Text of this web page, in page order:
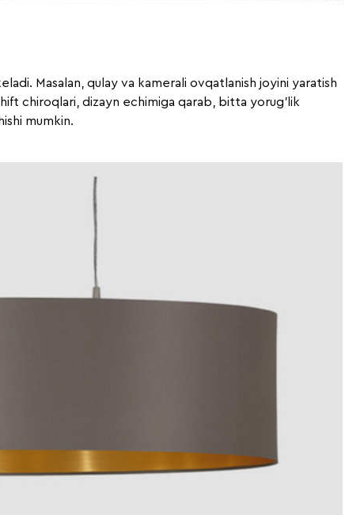
Masalan, qulay va kamerali ovqatlanish joyini yaratish
chiroqlari, dizayn echimiga qarab, bitta yorug'lik
mumkin.